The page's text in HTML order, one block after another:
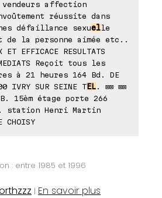
affection
réussite dans
défaillance sexuel le
de la personne aimée etc..
ET EFFICACE RESULTATS
Reçoit tous les
à 21 heures 164 Bd. DE
IVRY SUR SEINE TEL
. ⊠⊠ ⊠⊠
15èm étage porte 266
station Henri Martin
CHOISY
: entre 1985 et 1996
| En savoir plus